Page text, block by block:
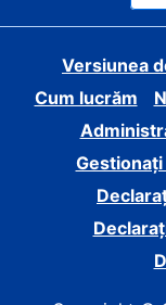
Versiunea
Cum lucrăm